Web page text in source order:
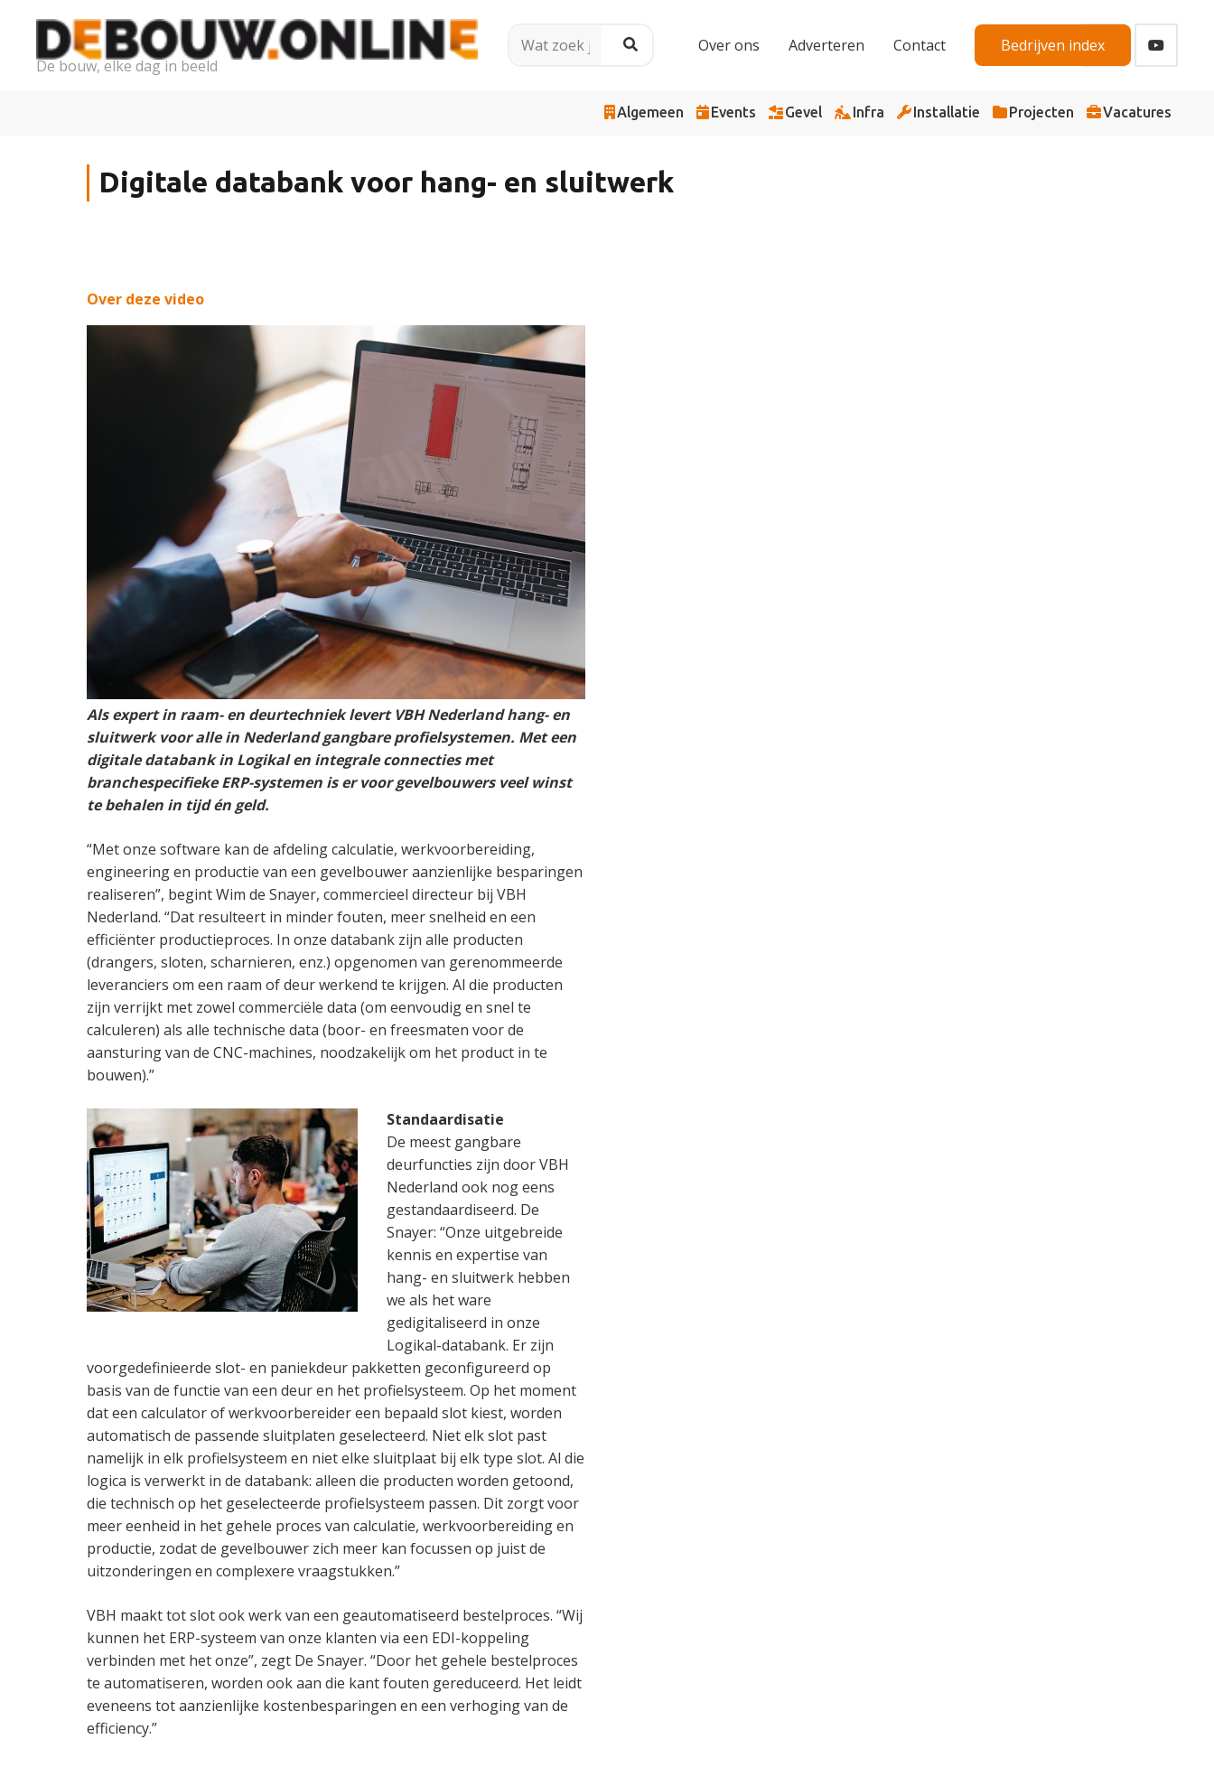
De bouw, elke dag in beeld
Over ons Adverteren Contact Bedrijven index
Algemeen Events Gevel Infra Installatie Projecten Vacatures
Digitale databank voor hang- en sluitwerk
Over deze video
Als expert in raam- en deurtechniek levert VBH Nederland hang- en
sluitwerk voor alle in Nederland gangbare profielsystemen. Met een
digitale databank in Logikal en integrale connecties met
branchespecifieke ERP-systemen is er voor gevelbouwers veel winst
te behalen in tijd én geld.
“Met onze software kan de afdeling calculatie, werkvoorbereiding,
engineering en productie van een gevelbouwer aanzienlijke besparingen
realiseren”, begint Wim de Snayer, commercieel directeur bij VBH
Nederland. “Dat resulteert in minder fouten, meer snelheid en een
efficiënter productieproces. In onze databank zijn alle producten
(drangers, sloten, scharnieren, enz.) opgenomen van gerenommeerde
leveranciers om een raam of deur werkend te krijgen. Al die producten
zijn verrijkt met zowel commerciële data (om eenvoudig en snel te
calculeren) als alle technische data (boor- en freesmaten voor de
aansturing van de CNC-machines, noodzakelijk om het product in te
bouwen).”
Standaardisatie
De meest gangbare
deurfuncties zijn door VBH
Nederland ook nog eens
gestandaardiseerd. De
Snayer: “Onze uitgebreide
kennis en expertise van
hang- en sluitwerk hebben
we als het ware
gedigitaliseerd in onze
Logikal-databank. Er zijn
voorgedefinieerde slot- en paniekdeur pakketten geconfigureerd op
basis van de functie van een deur en het profielsysteem. Op het moment
dat een calculator of werkvoorbereider een bepaald slot kiest, worden
automatisch de passende sluitplaten geselecteerd. Niet elk slot past
namelijk in elk profielsysteem en niet elke sluitplaat bij elk type slot. Al die
logica is verwerkt in de databank: alleen die producten worden getoond,
die technisch op het geselecteerde profielsysteem passen. Dit zorgt voor
meer eenheid in het gehele proces van calculatie, werkvoorbereiding en
productie, zodat de gevelbouwer zich meer kan focussen op juist de
uitzonderingen en complexere vraagstukken.”
VBH maakt tot slot ook werk van een geautomatiseerd bestelproces. “Wij
kunnen het ERP-systeem van onze klanten via een EDI-koppeling
verbinden met het onze”, zegt De Snayer. “Door het gehele bestelproces
te automatiseren, worden ook aan die kant fouten gereduceerd. Het leidt
eveneens tot aanzienlijke kostenbesparingen en een verhoging van de
efficiency.”